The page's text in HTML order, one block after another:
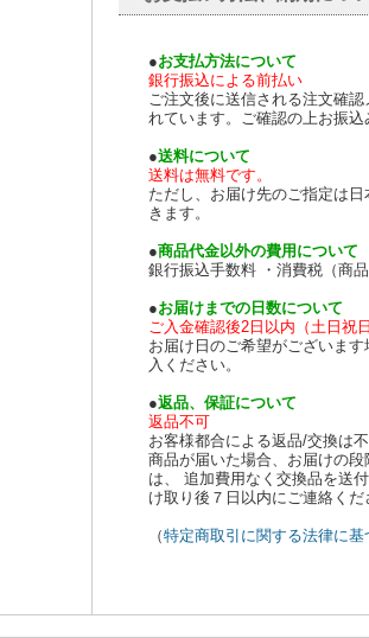
●お支払方法について
銀行振込による前払い
ご注文後に送信される注文確
れています。ご確認の上お振
●送料について
送料は無料です。
ただし、お届け先のご指定は
きます。
●商品代金以外の費用について
銀行振込手数料 ・消費税（商
●お届けまでの日数について
ご入金確認後2日以内（土日祝
お届け日のご希望がございま
入ください。
●返品、保証について
返品不可
お客様都合による返品/交換は
商品が届いた場合、お届けの
は、 追加費用なく交換品を送
け取り後７日以内にご連絡くだ
（特定商取引に関する法律に基